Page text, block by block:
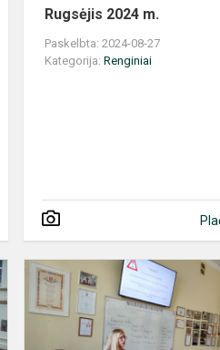
Rugsėjis 2024 m.
Paskelbta: 2024-08-27
Kategorija:Renginiai
Draugystės
šventė
žingsnis